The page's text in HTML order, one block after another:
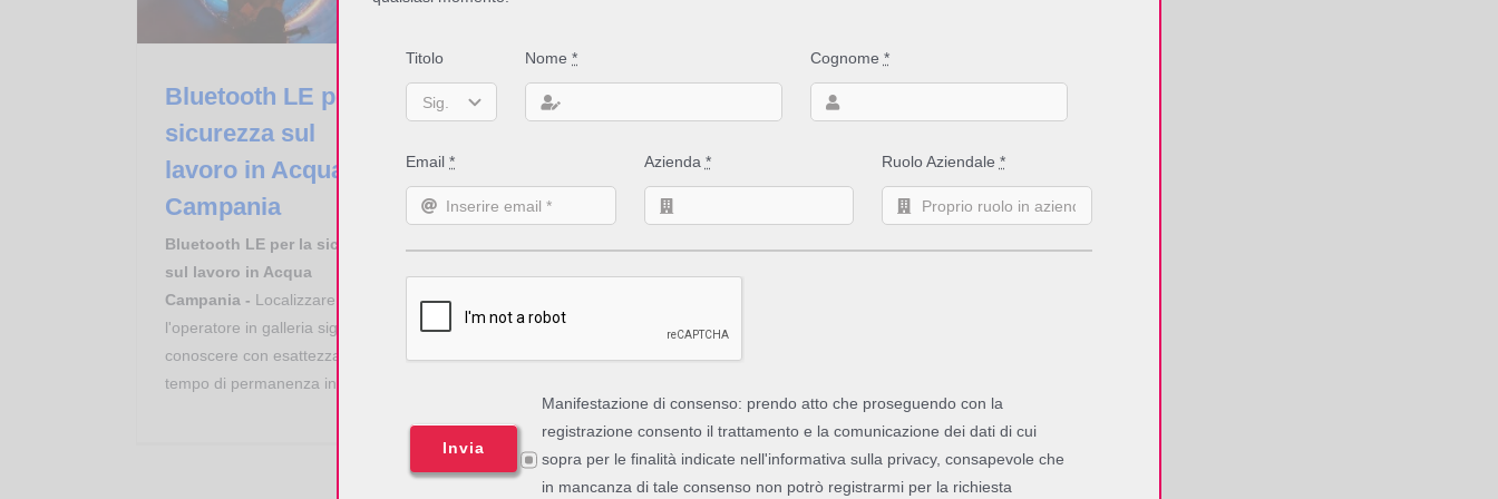
Bluetooth LE per la
sicurezza sul
lavoro in Acqua
Campania
Bluetooth LE per la sicurezza
sul lavoro in Acqua
Campania - Localizzare
l'operatore in galleria significa
conoscere con esattezza il
tempo di permanenza indoor...
Titolo Nome * Cognome *
Email* Azienda * Ruolo Aziendale *
Invia
Manifestazione di consenso: prendo atto che proseguendo con la
registrazione consento il trattamento e la comunicazione dei dati di cui
sopra per le finalità indicate nell'informativa sulla privacy, consapevole che
in mancanza di tale consenso non potrò registrarmi per la richiesta